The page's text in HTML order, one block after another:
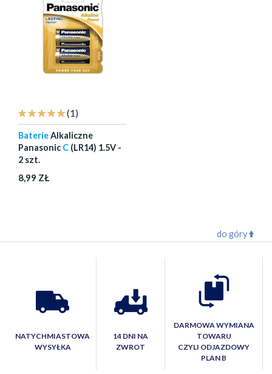
(1)
BaterieAlkaliczne
Panasonic C (LR14) 1.5V -
2 szt.
8,99 ZŁ
do góry
NATYCHMIASTOWA
WYSYŁKA
14 DNI NA
ZWROT
DARMOWA WYMIANA
TOWARU
CZYLI ODJAZDOWY
PLAN B